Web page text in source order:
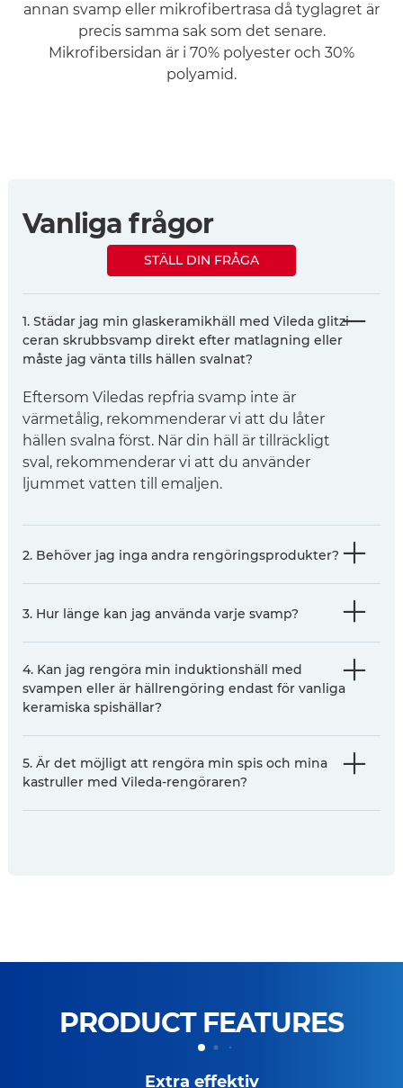
annan svamp eller mikrofibertrasa då tyglagret är
precis samma sak som det senare.
Mikrofibersidan är i 70% polyester och 30%
polyamid.
Vanliga frågor
STÄLL DIN FRÅGA
1. Städar jag min glaskeramikhäll med Vileda glitzi
ceran skrubbsvamp direkt efter matlagning eller
måste jag vänta tills hällen svalnat?
Eftersom Viledas repfria svamp inte är
värmetålig, rekommenderar vi att du låter
hällen svalna först. När din häll är tillräckligt
sval, rekommenderar vi att du använder
ljummet vatten till emaljen.
2. Behöver jag inga andra rengöringsprodukter?
3. Hur länge kan jag använda varje svamp?
4. Kan jag rengöra min induktionshäll med
svampen eller är hällrengöring endast för vanliga
keramiska spishällar?
5. Är det möjligt att rengöra min spis och mina
kastruller med Vileda-rengöraren?
PRODUCT FEATURES
Extra effektiv